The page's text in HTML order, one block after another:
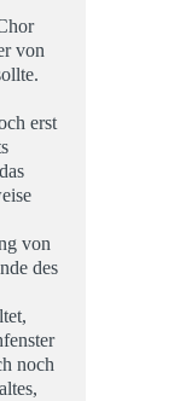
von
erst
von
des
noch